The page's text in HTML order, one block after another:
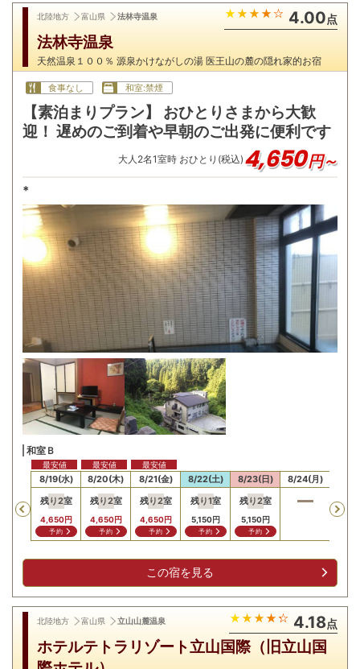
北陸地方 富山県 法林寺温泉 4.00点
法林寺温泉
天然温泉１００％ 源泉かけながしの湯 医王山の麓の隠れ家的お宿
食事なし 和室:禁煙
【素泊まりプラン】 おひとりさまから大歓
迎！ 遅めのご到着や早朝のご出発に便利です
大人 2名1室時 おひとり(税込) 4,650円～
*
和室Ｂ
Previous
円
8/19(水)
残り2室
4,650円
予約
最安値
8/20(木)
残り2室
4,650円
予約
最安値
8/21(金)
残り2室
4,650円
予約
最安値
8/22(土)
残り1室
5,150円
予約
8/23(日)
残り2室
5,150円
予約
8/24(月)
残り
この宿を見る
北陸地方 富山県 立山山麓温泉 4.18点
ホテルテトラリゾート立山国際（旧立山国